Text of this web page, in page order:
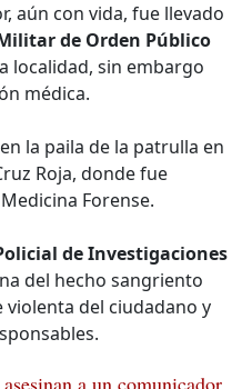
aún con vida, fue llevado
de Orden Público
localidad, sin embargo
médica.
la paila de la patrulla en
Roja, donde fue
Forense.
de Investigaciones
del hecho sangriento
del ciudadano y
a un comunicador